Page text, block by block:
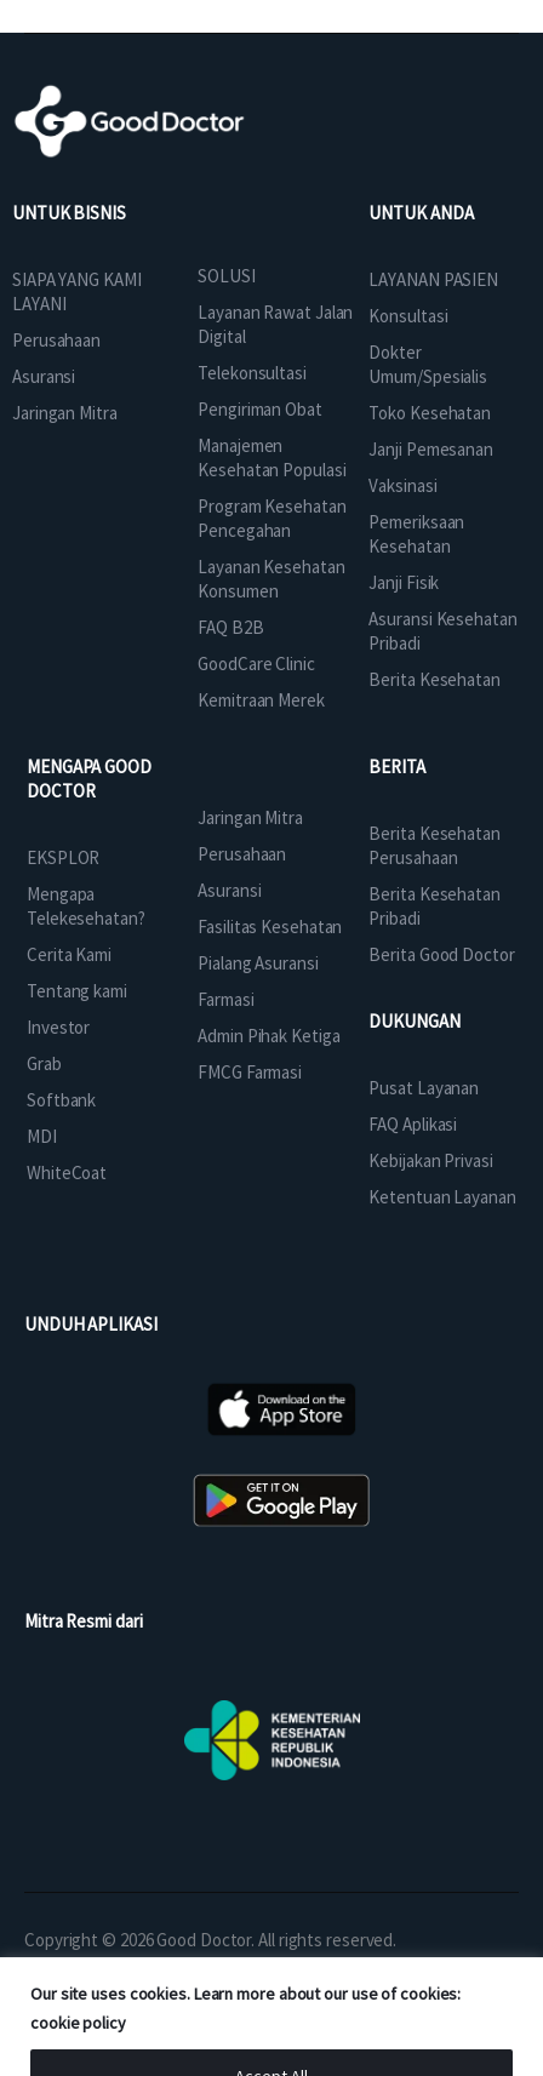
Our site uses cookies. Learn more about our use of cookies:
cookie policy
UNTUK BISNIS
SIAPA YANG KAMI
LAYANI
Perusahaan
Asuransi
Jaringan Mitra
SOLUSI
Layanan Rawat Jalan
Digital
Telekonsultasi
Pengiriman Obat
Manajemen
Kesehatan Populasi
Program Kesehatan
Pencegahan
Layanan Kesehatan
Konsumen
FAQ B2B
GoodCare Clinic
Kemitraan Merek
UNTUK ANDA
LAYANAN PASIEN
Konsultasi
Dokter
Umum/Spesialis
Toko Kesehatan
Janji Pemesanan
Vaksinasi
Pemeriksaan
Kesehatan
Janji Fisik
Asuransi Kesehatan
Pribadi
Berita Kesehatan
MENGAPA GOOD
DOCTOR
EKSPLOR
Mengapa
Telekesehatan?
Cerita Kami
Tentang kami
Investor
Grab
Softbank
MDI
WhiteCoat
Jaringan Mitra
Perusahaan
Asuransi
Fasilitas Kesehatan
Pialang Asuransi
Farmasi
Admin Pihak Ketiga
FMCG Farmasi
BERITA
Berita Kesehatan
Perusahaan
Berita Kesehatan
Pribadi
Berita Good Doctor
DUKUNGAN
Pusat Layanan
FAQ Aplikasi
Kebijakan Privasi
Ketentuan Layanan
UNDUH APLIKASI
Mitra Resmi dari
Copyright © 2026 Good Doctor. All rights reserved.